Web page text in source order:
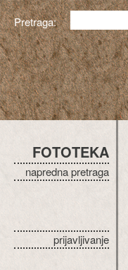
Pretraga:
FOTOTEKA
napredna pretraga
prijavljivanje